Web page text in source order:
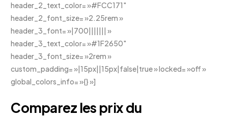
header_2_text_color= »#FCC171″
header_2_font_size= »2.25rem »
header_3_font= »|700||||||| »
header_3_text_color= »#1F2650″
header_3_font_size= »2rem »
custom_padding= »|15px||15px|false|true » locked= »off »
global_colors_info= »{} »]
Comparez les prix du